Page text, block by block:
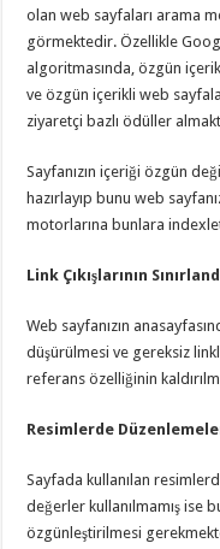
olan web sayfaları arama
görmektedir. Özellikle
algoritmasında, özgün
ve özgün içerikli web
ziyaretçi bazlı ödüller
Sayfanızın içeriği özgün
hazırlayıp bunu web
motorlarına bunlara
Link Çıkışlarının
Web sayfanızın
düşürülmesi ve gereksiz
referans özelliğinin
Resimlerde
Sayfada kullanılan
değerler kullanılmamış ise
özgünleştirilmesi